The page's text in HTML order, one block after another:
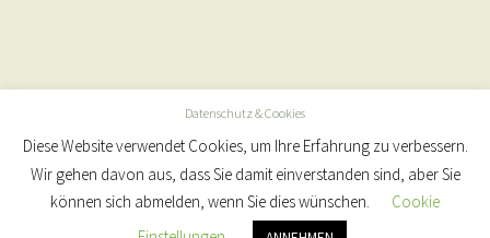
Datenschutz & Cookies
Diese Website verwendet Cookies, um Ihre Erfahrung zu verbessern.
Wir gehen davon aus, dass Sie damit einverstanden sind, aber Sie
können sich abmelden, wenn Sie dies wünschen.
Cookie